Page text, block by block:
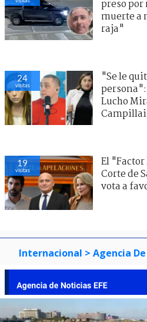
preso por
muerte a
raja"
24
visitas
"Se le
Lucho
19
visitas
El
Corte de
vota a
Internacional > Agencia